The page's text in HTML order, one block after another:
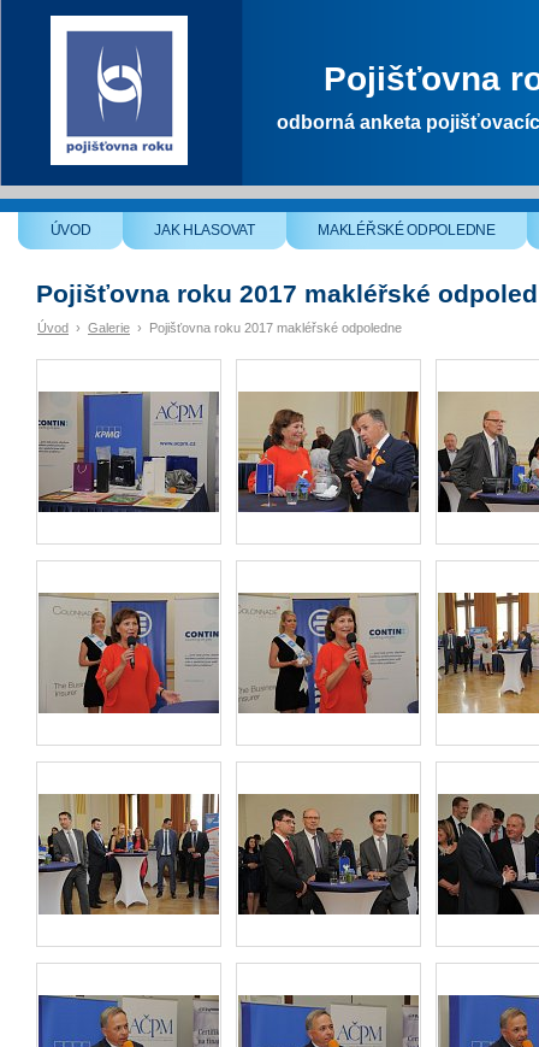
Pojišťovna
odborná anketa
ÚVOD JAK HLASOVAT MAKLÉŘSKÉ ODPOLEDNE
Pojišťovna roku 2017 makléřské
Úvod › Galerie › Pojišťovna roku 2017 makléřské odpoledne